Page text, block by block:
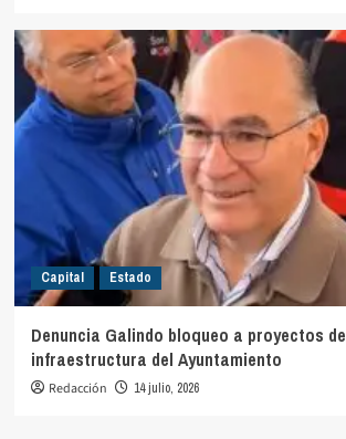
Capital Estado
Denuncia Galindo bloqueo a proyectos de
infraestructura del Ayuntamiento
Redacción 14 julio, 2026